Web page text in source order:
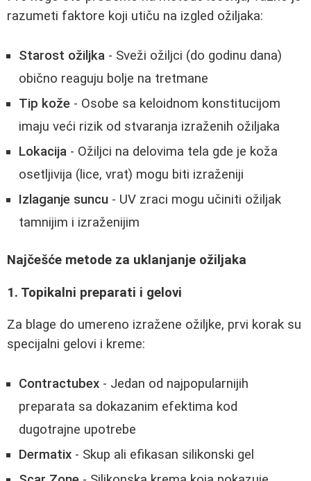
razumeti faktore koji utiču na izgled ožiljaka:
Starost ožiljka - Sveži ožiljci (do godinu dana)
obično reaguju bolje na tretmane
Tip kože - Osobe sa keloidnom konstitucijom
imaju veći rizik od stvaranja izraženih ožiljaka
Lokacija - Ožiljci na delovima tela gde je koža
osetljivija (lice, vrat) mogu biti izraženiji
Izlaganje suncu - UV zraci mogu učiniti ožiljak
tamnijim i izraženijim
Najčešće metode za uklanjanje ožiljaka
1. Topikalni preparati i gelovi
Za blage do umereno izražene ožiljke, prvi korak su
specijalni gelovi i kreme:
Contractubex - Jedan od najpopularnijih
preparata sa dokazanim efektima kod
dugotrajne upotrebe
Dermatix - Skup ali efikasan silikonski gel